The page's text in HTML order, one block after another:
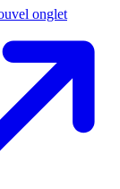
onglet